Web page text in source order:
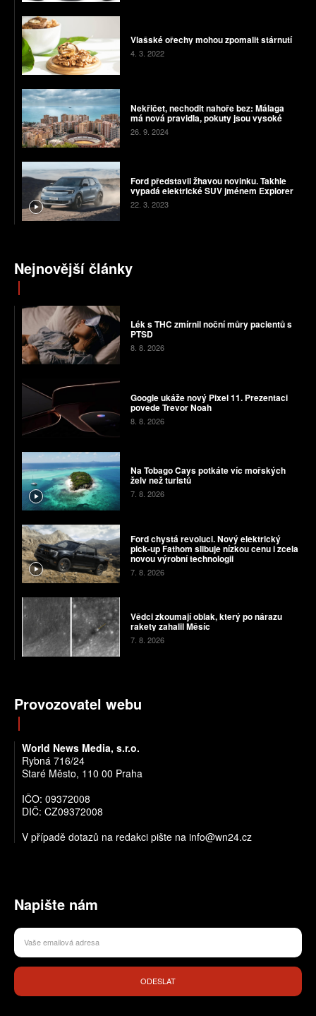
Vlašské ořechy mohou zpomalit stárnutí
4. 3. 2022
Nekřičet, nechodit nahoře bez: Málaga
má nová pravidla, pokuty jsou vysoké
26. 9. 2024
Ford představil žhavou novinku. Takhle
vypadá elektrické SUV jménem Explorer
22. 3. 2023
Nejnovější články
Lék s THC zmírnil noční můry pacientů s
PTSD
8. 8. 2026
Google ukáže nový Pixel 11. Prezentaci
povede Trevor Noah
8. 8. 2026
Na Tobago Cays potkáte víc mořských
želv než turistů
7. 8. 2026
Ford chystá revoluci. Nový elektrický
pick-up Fathom slibuje nízkou cenu i zcela
novou výrobní technologii
7. 8. 2026
Vědci zkoumají oblak, který po nárazu
rakety zahalil Měsíc
7. 8. 2026
Provozovatel webu
World News Media, s.r.o.
Rybná 716/24
Staré Město, 110 00 Praha
IČO: 09372008
DIČ: CZ09372008
V případě dotazů na redakci pište na info@wn24.cz
Napište nám
ODESLAT